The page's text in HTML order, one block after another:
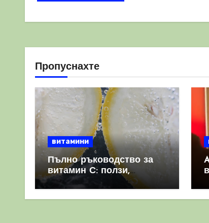
Пропуснахте
витамини
Пълно ръководство за
витамин С: ползи,
източници и защо е
важен за имунната